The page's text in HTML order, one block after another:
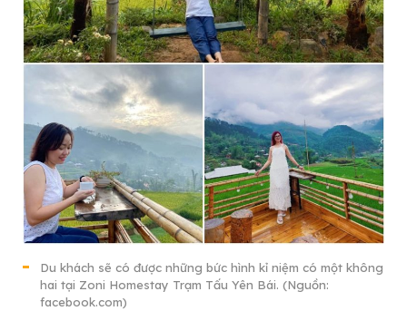
Du khách sẽ có được những bức hình kỉ niệm có một không
hai tại Zoni Homestay Trạm Tấu Yên Bái. (Nguồn:
facebook.com)